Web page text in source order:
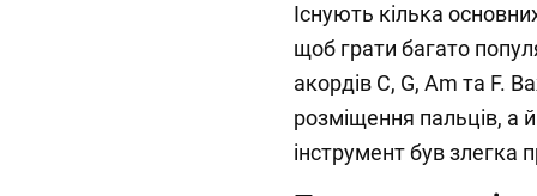
Існують кілька
щоб грати багато
акордів C, G, Am та F.
розміщення пальців, а
інструмент був злегка